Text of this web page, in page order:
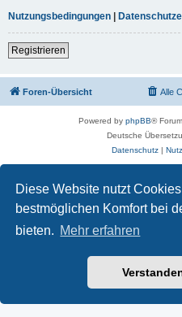
Diese Website nutzt
bestmöglichen Komfort bei
bieten. Mehr erfahren
Nutzungsbedingungen |
Registrieren
Foren-Übersicht Alle
Powered by phpBB®
Deutsche
Datenschutz|